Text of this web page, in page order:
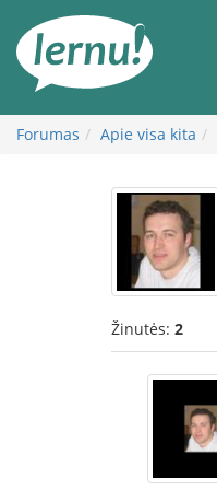
turinį
Forumas Apie visa kita
Žinutės: 2